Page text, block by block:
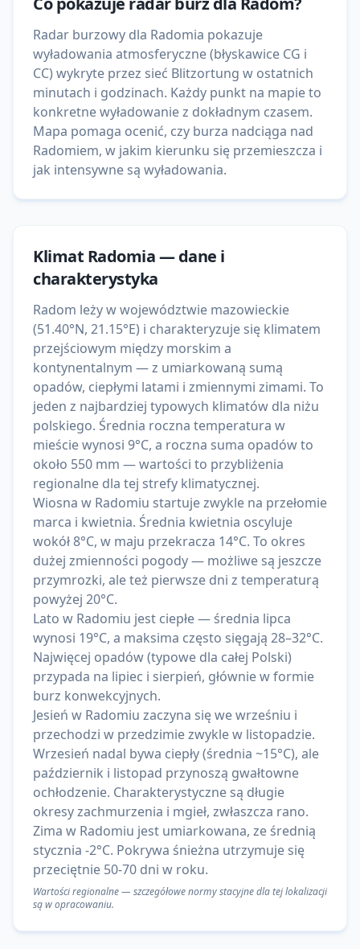
Radar burzowy dla Radomia pokazuje
wyładowania atmosferyczne (błyskawice CG i
CC) wykryte przez sieć Blitzortung w ostatnich
minutach i godzinach. Każdy punkt na mapie to
konkretne wyładowanie z dokładnym czasem.
Mapa pomaga ocenić, czy burza nadciąga nad
Radomiem, w jakim kierunku się przemieszcza i
jak intensywne są wyładowania.
Klimat Radomia— dane i
charakterystyka
Radom leży w województwie mazowieckie
(51.40°N, 21.15°E) i charakteryzuje się klimatem
przejściowym między morskim a
kontynentalnym — z umiarkowaną sumą
opadów, ciepłymi latami i zmiennymi zimami. To
jeden z najbardziej typowych klimatów dla niżu
polskiego. Średnia roczna temperatura w
mieście wynosi 9°C, a roczna suma opadów to
około 550 mm — wartości to przybliżenia
regionalne dla tej strefy klimatycznej.
Wiosna w Radomiu startuje zwykle na przełomie
marca i kwietnia. Średnia kwietnia oscyluje
wokół 8°C, w maju przekracza 14°C. To okres
dużej zmienności pogody — możliwe są jeszcze
przymrozki, ale też pierwsze dni z temperaturą
powyżej 20°C.
Lato w Radomiu jest ciepłe — średnia lipca
wynosi 19°C, a maksima często sięgają 28–32°C.
Najwięcej opadów (typowe dla całej Polski)
przypada na lipiec i sierpień, głównie w formie
burz konwekcyjnych.
Jesień w Radomiu zaczyna się we wrześniu i
przechodzi w przedzimie zwykle w listopadzie.
Wrzesień nadal bywa ciepły (średnia ~15°C), ale
październik i listopad przynoszą gwałtowne
ochłodzenie. Charakterystyczne są długie
okresy zachmurzenia i mgieł, zwłaszcza rano.
Zima w Radomiu jest umiarkowana, ze średnią
stycznia -2°C. Pokrywa śnieżna utrzymuje się
przeciętnie 50-70 dni w roku.
Wartości regionalne — szczegółowe normy stacyjne dla tej lokalizacji
są w opracowaniu.